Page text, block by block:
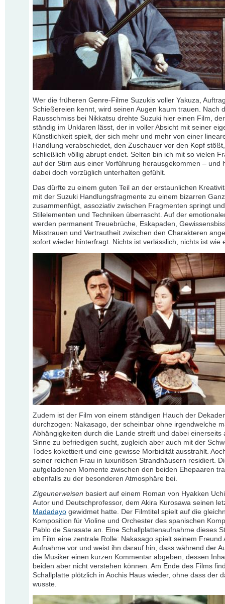
Wer die früheren Genre-Filme Suzukis voller Yakuza,
Schießereien kennt, wird seinen Augen kaum trauen. Nach
Rausschmiss bei Nikkatsu drehte Suzuki hier einen Film,
ständig im Unklaren lässt, der in voller Absicht mit seiner
Künstlichkeit spielt, der sich mehr und mehr von einer
Handlung verabschiedet, den Zuschauer vor den Kopf
schließlich völlig abrupt endet. Selten bin ich mit so vielen
auf der Stirn aus einer Vorführung herausgekommen – und
dabei doch vorzüglich unterhalten gefühlt.
Das dürfte zu einem guten Teil an der erstaunlichen
mit der Suzuki Handlungsfragmente zu einem bizarren
zusammenfügt, assoziativ zwischen Fragmenten springt
Stilelementen und Techniken überrascht. Auf der
werden permanent Treuebrüche, Eskapaden,
Misstrauen und Vertrautheit zwischen den Charakteren
sofort wieder hinterfragt. Nichts ist verlässlich, nichts ist wie
Zudem ist der Film von einem ständigen Hauch der
durchzogen: Nakasago, der scheinbar ohne irgendwelche
Abhängigkeiten durch die Lande streift und dabei einerseits
Sinne zu befriedigen sucht, zugleich aber auch mit der
Todes kokettiert und eine gewisse Morbidität ausstrahlt.
seiner reichen Frau in luxuriösen Strandhäusern residiert.
aufgeladenen Momente zwischen den beiden Ehepaaren
ebenfalls zu der besonderen Atmosphäre bei.
Zigeunerweisen basiert auf einem Roman von Hyakken
Autor und Deutschprofessor, dem Akira Kurosawa seinen
Madadayo gewidmet hatte. Der Filmtitel spielt auf die
Komposition für Violine und Orchester des spanischen
Pablo de Sarasate an. Eine Schallplattenaufnahme dieses
im Film eine zentrale Rolle: Nakasago spielt seinem Freund
Aufnahme vor und weist ihn darauf hin, dass während der
die Musiker einen kurzen Kommentar abgeben, dessen
beiden aber nicht verstehen können. Am Ende des Films
Schallplatte plötzlich in Aochis Haus wieder, ohne dass der
wusste.